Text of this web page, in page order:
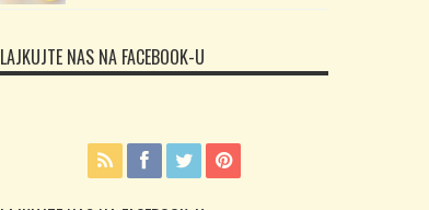
LAJKUJTE NAS NA FACEBOOK-U